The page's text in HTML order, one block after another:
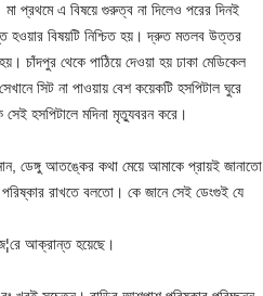
মা প্রথমে এ বিষয়ে গুরুত্ব না দিলেও পরের দিনই
হওয়ার বিষয়টি নিশ্চিত হয়। দ্রুত মতলব উত্তর
চাঁদপুর থেকে পাঠিয়ে দেওয়া হয় ঢাকা মেডিকেল
সিট না পাওয়ায় বেশ কয়েকটি হসপিটাল ঘুরে
সেই হসপিটালে মদিনা মৃত্যুবরন করে।
ডেঙ্গু আতঙ্কের কথা মেয়ে আমাকে প্রায়ই জানাতো
রাখতে বলতো। কে জানে সেই ডেংগুই যে
আক্রান্ত হয়েছে।